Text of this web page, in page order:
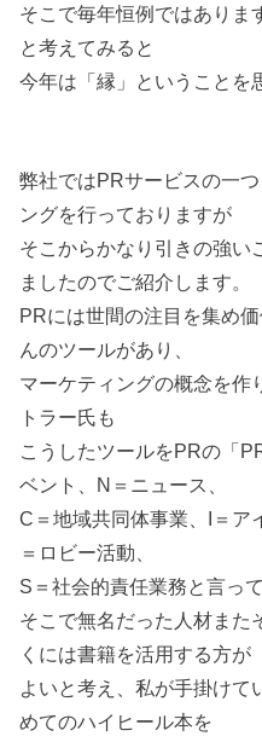
そこで毎年恒例ではありま
と考えてみると
今年は「縁」ということを
弊社ではPRサービスの一
ングを行っておりますが
そこからかなり引きの強い
ましたのでご紹介します。
PRには世間の注目を集め
んのツールがあり、
マーケティングの概念を作
トラー氏も
こうしたツールをPRの「
ベント、N＝ニュース、
C＝地域共同体事業、I＝ア
＝ロビー活動、
S＝社会的責任業務と言って
そこで無名だった人材また
くには書籍を活用する方が
よいと考え、私が手掛けて
めてのハイヒール本を